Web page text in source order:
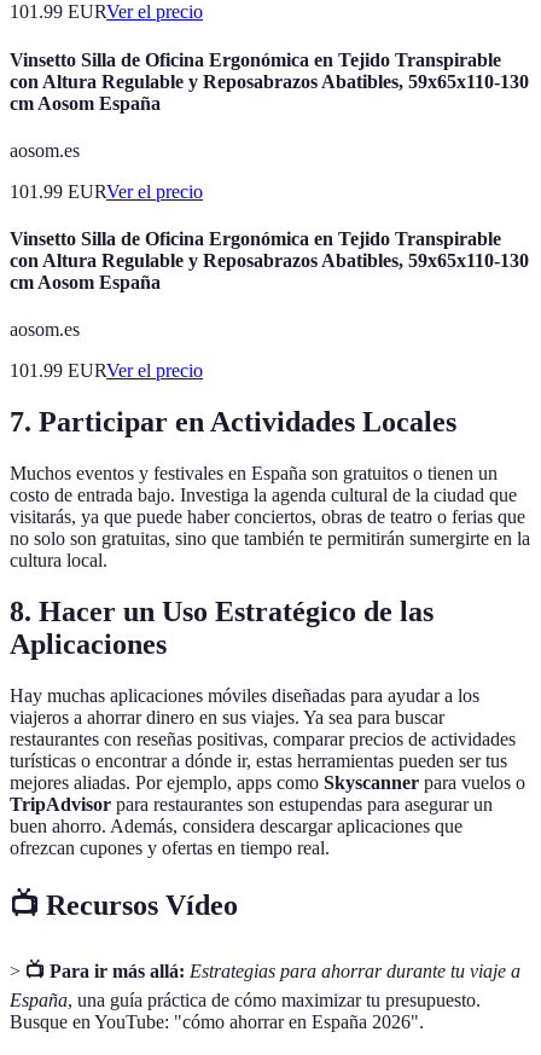
101.99 EURVer el precio
Vinsetto Silla de Oficina Ergonómica en Tejido Transpirable
con Altura Regulable y Reposabrazos Abatibles, 59x65x110-130
cm Aosom España
aosom.es
101.99 EURVer el precio
Vinsetto Silla de Oficina Ergonómica en Tejido Transpirable
con Altura Regulable y Reposabrazos Abatibles, 59x65x110-130
cm Aosom España
aosom.es
101.99 EURVer el precio
7. Participar en Actividades Locales
Muchos eventos y festivales en España son gratuitos o tienen un
costo de entrada bajo. Investiga la agenda cultural de la ciudad que
visitarás, ya que puede haber conciertos, obras de teatro o ferias que
no solo son gratuitas, sino que también te permitirán sumergirte en la
cultura local.
8. Hacer un Uso Estratégico de las
Aplicaciones
Hay muchas aplicaciones móviles diseñadas para ayudar a los
viajeros a ahorrar dinero en sus viajes. Ya sea para buscar
restaurantes con reseñas positivas, comparar precios de actividades
turísticas o encontrar a dónde ir, estas herramientas pueden ser tus
mejores aliadas. Por ejemplo, apps como Skyscanner para vuelos o
TripAdvisor para restaurantes son estupendas para asegurar un
buen ahorro. Además, considera descargar aplicaciones que
ofrezcan cupones y ofertas en tiempo real.
📺 Recursos Vídeo
> 📺 Para ir más allá: Estrategias para ahorrar durante tu viaje a
España, una guía práctica de cómo maximizar tu presupuesto.
Busque en YouTube: "cómo ahorrar en España 2026".